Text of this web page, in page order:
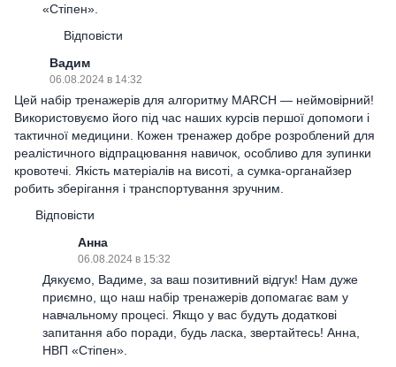
«Стіпен».
Відповісти
Вадим
06.08.2024 в 14:32
Цей набір тренажерів для алгоритму MARCH — неймовірний!
Використовуємо його під час наших курсів першої допомоги і
тактичної медицини. Кожен тренажер добре розроблений для
реалістичного відпрацювання навичок, особливо для зупинки
кровотечі. Якість матеріалів на висоті, а сумка-органайзер
робить зберігання і транспортування зручним.
Відповісти
Анна
06.08.2024 в 15:32
Дякуємо, Вадиме, за ваш позитивний відгук! Нам дуже
приємно, що наш набір тренажерів допомагає вам у
навчальному процесі. Якщо у вас будуть додаткові
запитання або поради, будь ласка, звертайтесь! Анна,
НВП «Стіпен».